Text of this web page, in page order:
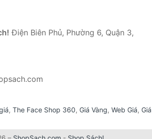
Điện Biên Phủ, Phường 6, Quận 3,
, The Face Shop 360, Giá Vàng, Web Giá, Giá